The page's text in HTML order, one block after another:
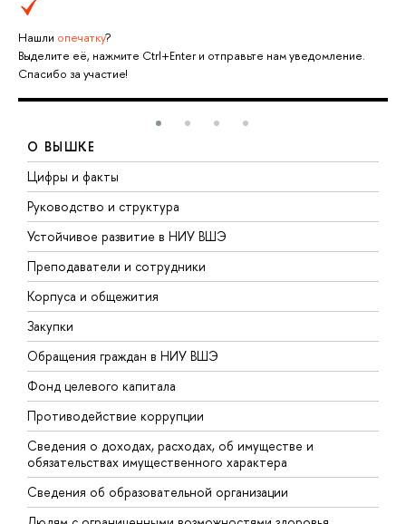
Нашли опечатку?
Выделите её, нажмите Ctrl+Enter и отправьте нам уведомление.
Спасибо за участие!
О ВЫШКЕ
Цифры и факты
Руководство и структура
Устойчивое развитие в НИУ ВШЭ
Преподаватели и сотрудники
Корпуса и общежития
Закупки
Обращения граждан в НИУ ВШЭ
Фонд целевого капитала
Противодействие коррупции
Сведения о доходах, расходах, об имуществе и
обязательствах имущественного характера
Сведения об образовательной организации